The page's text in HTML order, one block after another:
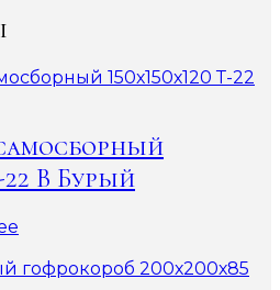
22 В Бурый